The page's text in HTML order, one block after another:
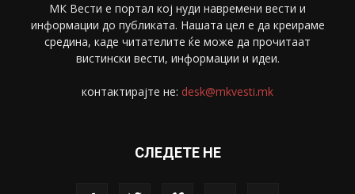
МК Вести е портал коj нуди навремени вести и
информации до публиката. Нашата цел е да креираме
средина, каде читателите ќе може да прочитаат
вистински вести, информации и идеи.
контактирајте не: desk@mkvesti.mk
СЛЕДЕТЕ НЕ